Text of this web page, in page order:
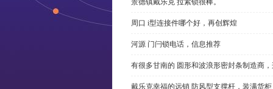
景德镇戴乐克 拉紧锁很棒。
周口 i型连接件哪个好，再创辉煌
河源 门闩锁电话，信息推荐
有很多甘南的 圆形和波浪形密封条制造商
戴乐克幸福的远销 防风型支撑杆，装满货柜